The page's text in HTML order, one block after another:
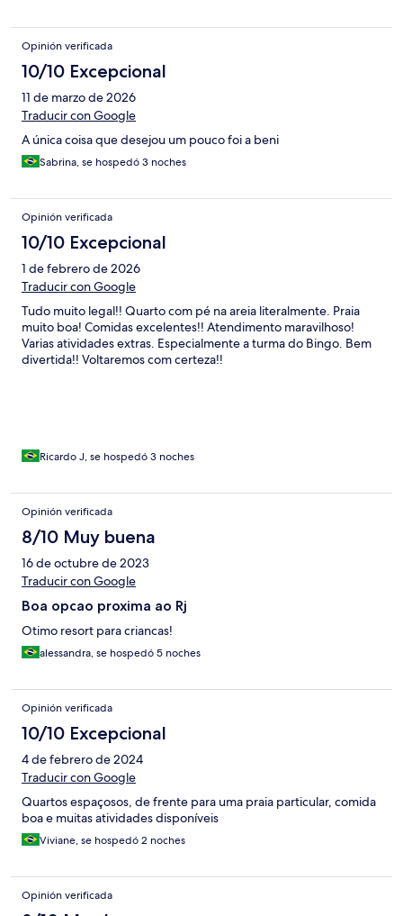
Opinión verificada
10/10 Excepcional
11 de marzo de 2026
Traducir con Google
A única coisa que desejou um pouco foi a beni
Sabrina, se hospedó 3 noches
Opinión verificada
10/10 Excepcional
1 de febrero de 2026
Traducir con Google
Tudo muito legal!! Quarto com pé na areia literalmente. Praia
muito boa! Comidas excelentes!! Atendimento maravilhoso!
Varias atividades extras. Especialmente a turma do Bingo. Bem
divertida!! Voltaremos com certeza!!
Ricardo J, se hospedó 3 noches
Opinión verificada
8/10 Muy buena
16 de octubre de 2023
Traducir con Google
Boa opcao proxima ao Rj
Otimo resort para criancas!
alessandra, se hospedó 5 noches
Opinión verificada
10/10 Excepcional
4 de febrero de 2024
Traducir con Google
Quartos espaçosos, de frente para uma praia particular, comida
boa e muitas atividades disponíveis
Viviane, se hospedó 2 noches
Opinión verificada